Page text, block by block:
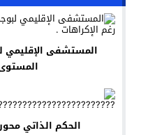
المستشفى الإقليمي
الحكم الذاتي